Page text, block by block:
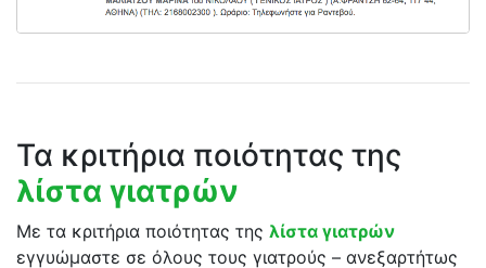
Τα κριτήρια ποιότητας της
λίστα γιατρών
Με τα κριτήρια ποιότητας της λίστα γιατρών
εγγυώμαστε σε όλους τους γιατρούς – ανεξαρτήτως